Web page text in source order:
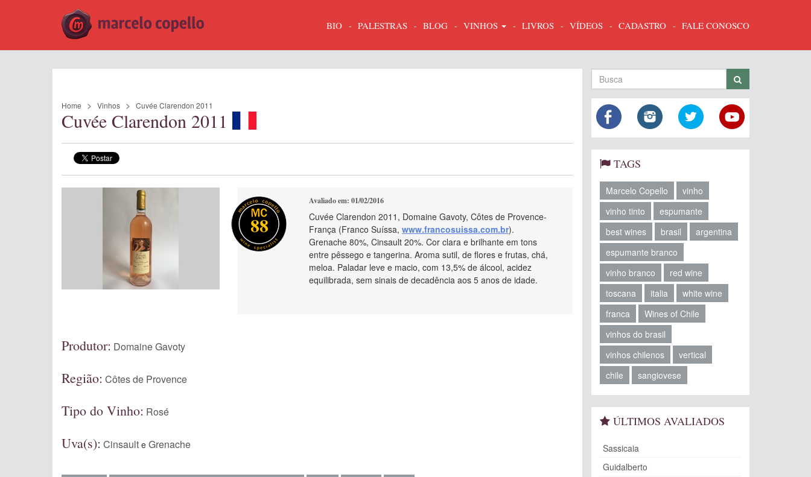
BIO PALESTRAS BLOG VINHOS LIVROS VÍDEOS CADASTRO FALE CONOSCO
Home Vinhos Cuvée Clarendon 2011
Cuvée Clarendon 2011
88
Avaliado em: 01/02/2016
Cuvée Clarendon 2011, Domaine Gavoty, Côtes de Provence-
França (Franco Suíssa, www.francosuissa.com.br).
Grenache 80%, Cinsault 20%. Cor clara e brilhante em tons
entre pêssego e tangerina. Aroma sutil, de flores e frutas, chá,
meloa. Paladar leve e macio, com 13,5% de álcool, acidez
equilibrada, sem sinais de decadência aos 5 anos de idade.
Produtor: Domaine Gavoty
Região: Côtes de Provence
Tipo do Vinho: Rosé
Uva(s): Cinsault e Grenache
TAGS
Marcelo Copello
vinho
vinho tinto
espumante
best wines
brasil
argentina
espumante branco
vinho branco
red wine
toscana
italia
white wine
franca
Wines of Chile
vinhos do brasil
vinhos chilenos
vertical
chile
sangiovese
ÚLTIMOS AVALIADOS
Sassicaia
Guidalberto